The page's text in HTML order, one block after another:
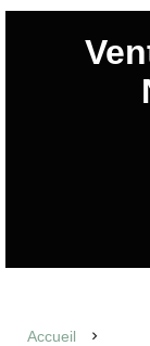
Accueil